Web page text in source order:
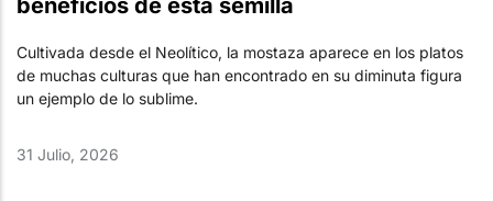
beneficios de esta semilla
Cultivada desde el Neolítico, la mostaza aparece en los platos
de muchas culturas que han encontrado en su diminuta figura
un ejemplo de lo sublime.
31 Julio, 2026